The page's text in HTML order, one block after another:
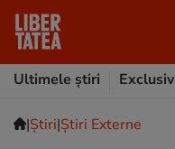
Ultimele știri
Exclusiv
|Ştiri|Știri Externe